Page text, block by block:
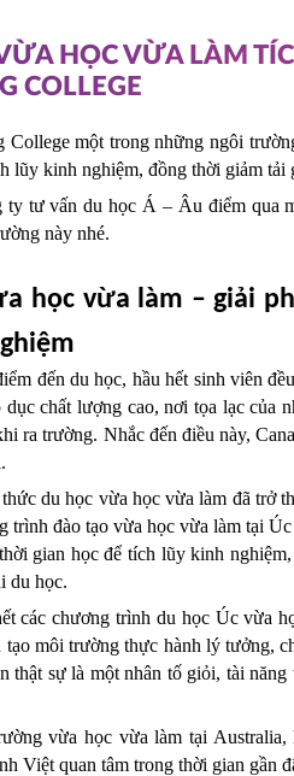
HỌC VỪA LÀM
COLLEGE
College một trong những ngôi
lũy kinh nghiệm, đồng thời giảm
ty tư vấn du học Á – Âu điểm qua
này nhé.
học vừa làm – giải
đến du học, hầu hết sinh viên
dục chất lượng cao, nơi tọa lạc của
ra trường. Nhắc đến điều này,
du học vừa học vừa làm đã trở
trình đào tạo vừa học vừa làm tại
gian học để tích lũy kinh
du học.
các chương trình du học Úc vừa
môi trường thực hành lý tưởng,
thật sự là một nhân tố giỏi, tài
vừa học vừa làm tại
Việt quan tâm trong thời gian gần